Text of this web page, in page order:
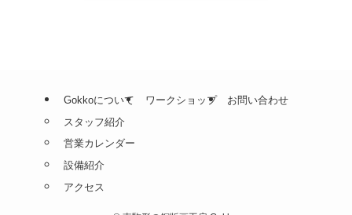
Gokkoについて
スタッフ紹介
営業カレンダー
設備紹介
アクセス
ワークショップ お問い合わせ